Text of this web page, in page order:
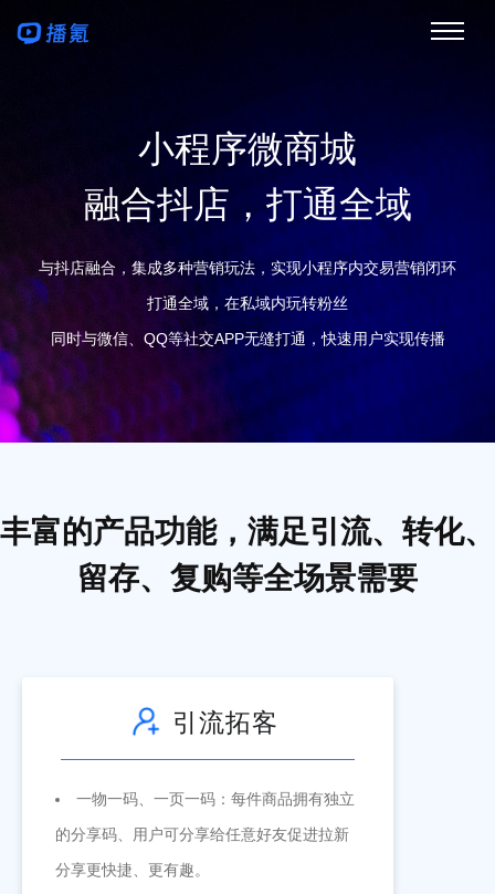
小程序微商城
融合抖店，打通全域
与抖店融合，集成多种营销玩法，实现小程序内交易营销闭环
打通全域，在私域内玩转粉丝
同时与微信、QQ等社交APP无缝打通，快速用户实现传播
丰富的产品功能，满足引流、转化、
留存、复购等全场景需要
引流拓客
一物一码、一页一码：每件商品拥有独立
的分享码、用户可分享给任意好友促进拉新
分享更快捷、更有趣。